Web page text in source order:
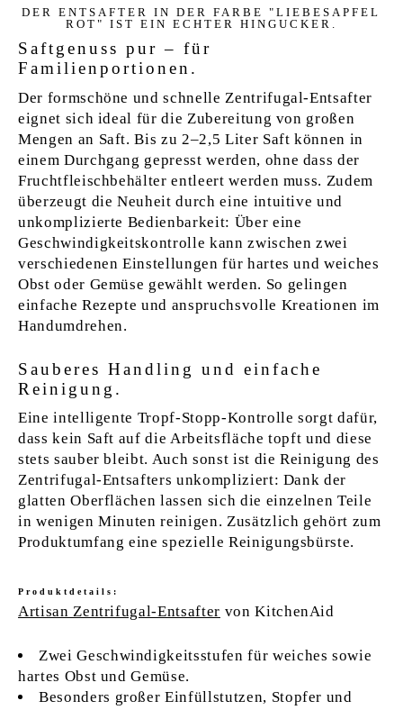
DER EN­T­SAF­TER IN DER FAR­BE "LIE­BES­AP­FEL
ROT" IST EIN ECHTER HIN­GU­CKER.
Saftgenuss pur – für
Familienportionen.
Der formschöne und schnelle Zentrifugal-Entsafter
eignet sich ideal für die Zubereitung von großen
Mengen an Saft. Bis zu 2–2,5 Liter Saft können in
einem Durchgang gepresst werden, ohne dass der
Fruchtfleischbehälter entleert werden muss. Zudem
überzeugt die Neuheit durch eine intuitive und
unkomplizierte Bedienbarkeit: Über eine
Geschwindigkeitskontrolle kann zwischen zwei
verschiedenen Einstellungen für hartes und weiches
Obst oder Gemüse gewählt werden. So gelingen
einfache Rezepte und anspruchsvolle Kreationen im
Handumdrehen.
Sauberes Handling und einfache
Reinigung.
Eine intelligente Tropf-Stopp-Kontrolle sorgt dafür,
dass kein Saft auf die Arbeitsfläche topft und diese
stets sauber bleibt. Auch sonst ist die Reinigung des
Zentrifugal-Entsafters unkompliziert: Dank der
glatten Oberflächen lassen sich die einzelnen Teile
in wenigen Minuten reinigen. Zusätzlich gehört zum
Produktumfang eine spezielle Reinigungsbürste.
Produktdetails:
Artisan Zentrifugal-Entsafter von KitchenAid
Zwei Geschwindigkeitsstufen für weiches sowie
hartes Obst und Gemüse.
Besonders großer Einfüllstutzen, Stopfer und